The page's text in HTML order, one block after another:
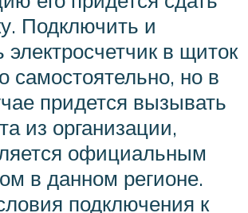
Подключить и
электросчетчик в щиток
самостоятельно, но в
придется вызывать
из организации,
официальным
в данном регионе.
подключения к